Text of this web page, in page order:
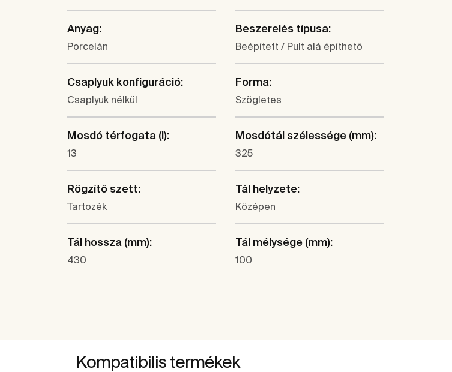
Anyag:
Porcelán
Beszerelés típusa:
Beépített / Pult alá építhető
Csaplyuk konfiguráció:
Csaplyuk nélkül
Forma:
Szögletes
Mosdó térfogata (l):
13
Mosdótál szélessége (mm):
325
Rögzítő szett:
Tartozék
Tál helyzete:
Középen
Tál hossza (mm):
430
Tál mélysége (mm):
100
Kompatibilis termékek